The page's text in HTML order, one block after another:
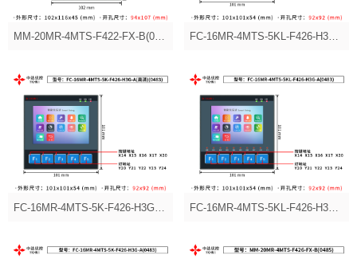
MM-20MR-4MTS-F422-FX-B(0430) FC-16MR-4MTS-5KL-F426-H3G-A(高清)(0483)